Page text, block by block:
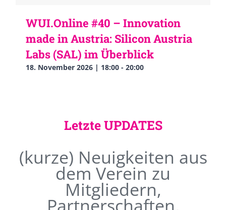
WUI.Online #40 – Innovation
made in Austria: Silicon Austria
Labs (SAL) im Überblick
18. November 2026 | 18:00 - 20:00
Letzte UPDATES
(kurze) Neuigkeiten aus
dem Verein zu
Mitgliedern,